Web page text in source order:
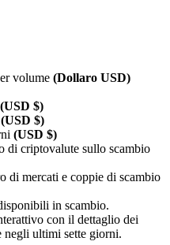
volume (Dollaro USD)
(USD $)
(USD $)
(USD $)
di criptovalute sullo scambio
di mercati e coppie di scambio
in scambio.
con il dettaglio dei
negli ultimi sette giorni.